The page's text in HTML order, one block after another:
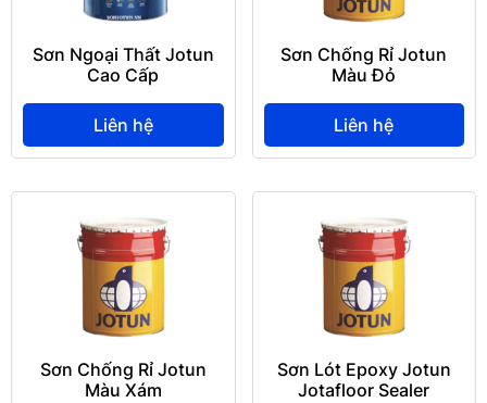
Sơn Ngoại Thất Jotun
Cao Cấp
Liên hệ
Sơn Chống Rỉ Jotun
Màu Đỏ
Liên hệ
Sơn Chống Rỉ Jotun
Màu Xám
Sơn Lót Epoxy Jotun
Jotafloor Sealer